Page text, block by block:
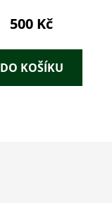
500 Kč
DO KOŠÍKU